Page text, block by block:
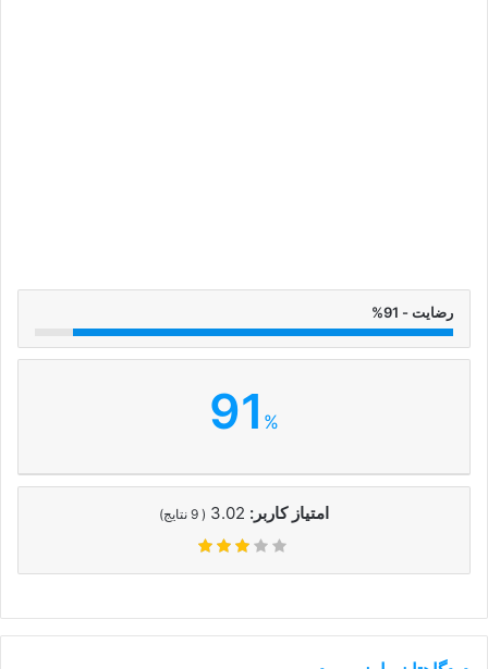
رضایت - 91%
91 %
امتیاز کاربر: 3.02
(
9 نتایج)